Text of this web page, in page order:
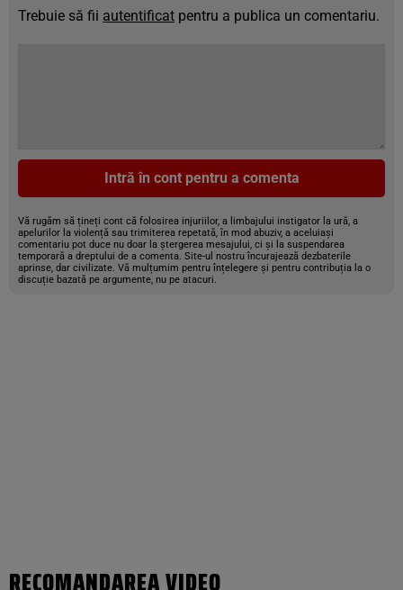
Trebuie să fii autentificat pentru a publica un comentariu.
Intră în cont pentru a comenta
Vă rugăm să țineți cont că folosirea injuriilor, a limbajului instigator la ură, a
apelurilor la violență sau trimiterea repetată, în mod abuziv, a aceluiași
comentariu pot duce nu doar la ștergerea mesajului, ci și la suspendarea
temporară a dreptului de a comenta. Site-ul nostru încurajează dezbaterile
aprinse, dar civilizate. Vă mulțumim pentru înțelegere și pentru contribuția la o
discuție bazată pe argumente, nu pe atacuri.
RECOMANDAREA VIDEO